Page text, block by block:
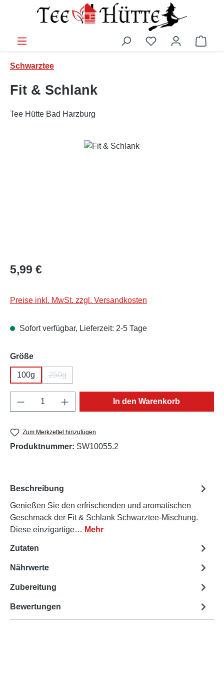
Zum Hauptinhalt springen
Schwarztee
Fit & Schlank
Tee Hütte Bad Harzburg
Bildergalerie überspringen
Regulärer Preis:
5,99 €
Preise inkl. MwSt. zzgl. Versandkosten
Sofort verfügbar, Lieferzeit: 2-5 Tage
Größeauswählen
100g 250g
(Diese Option ist zurzeit nicht verfügbar.)
Produkt Anzahl: Gib den gewünschten
In den Warenkorb
Zum Merkzettel hinzufügen
Produktnummer: SW10055.2
Beschreibung
Genießen Sie den erfrischenden und aromatischen
Geschmack der Fit & Schlank Schwarztee-Mischung.
Diese einzigartige… Mehr
Zutaten
Nährwerte
Zubereitung
Bewertungen